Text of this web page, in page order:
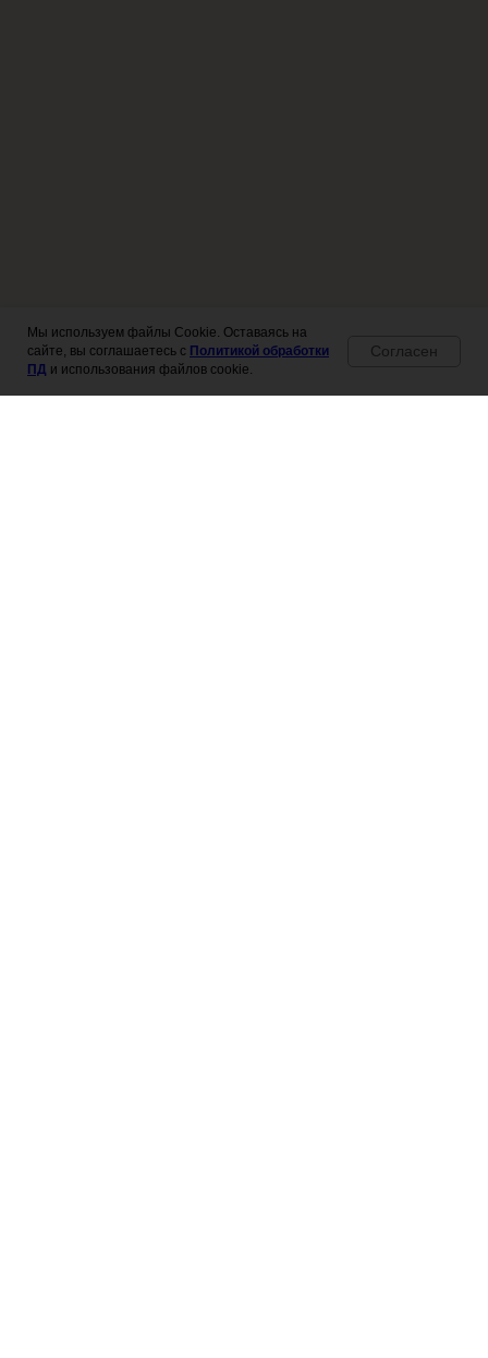
Мы используем файлы Cookie. Оставаясь на
сайте, вы соглашаетесь с Политикой обработки
ПД и использования файлов cookie.
Согласен